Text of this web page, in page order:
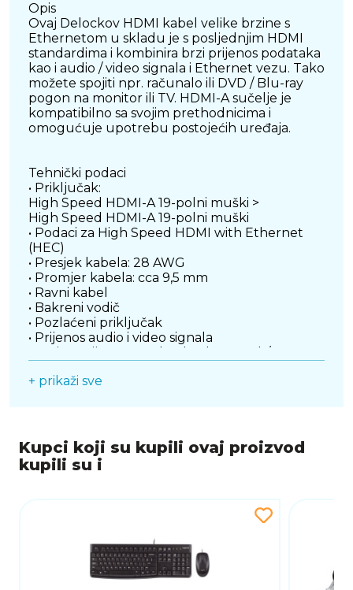
Opis
Ovaj Delockov HDMI kabel velike brzine s
Ethernetom u skladu je s posljednjim HDMI
standardima i kombinira brzi prijenos podataka
kao i audio / video signala i Ethernet vezu. Tako
možete spojiti npr. računalo ili DVD / Blu-ray
pogon na monitor ili TV. HDMI-A sučelje je
kompatibilno sa svojim prethodnicima i
omogućuje upotrebu postojećih uređaja.
Tehnički podaci
• Priključak:
High Speed HDMI-A 19-polni muški >
High Speed HDMI-A 19-polni muški
• Podaci za High Speed HDMI with Ethernet
(HEC)
• Presjek kabela: 28 AWG
• Promjer kabela: cca 9,5 mm
• Ravni kabel
• Bakreni vodič
• Pozlaćeni priključak
• Prijenos audio i video signala
(4K)
• Sadrži novi Audio Return Channel (povratni
kanal za zvuk) (ARC)
• Upotrebljava novi napredni proctor boja za
• Boja: crno
• Duljina kabela: oko 2 m
+ prikaži sve
Kupci koji su kupili ovaj proizvod
kupili su i